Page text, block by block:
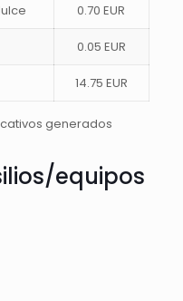
0.70 EUR
0.05 EUR
14.75 EUR
generados
equipos